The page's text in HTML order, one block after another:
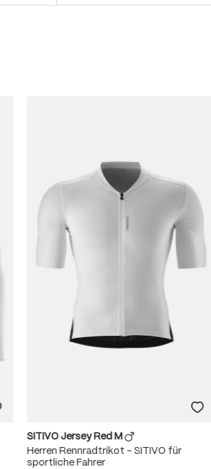
SITIVO Jersey Red M
Herren Rennradtrikot – SITIVO für
sportliche Fahrer